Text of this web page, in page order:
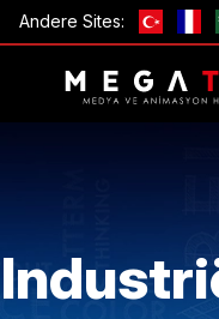
Andere Sites: